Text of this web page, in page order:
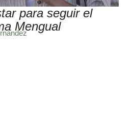
para seguir el
Mengual